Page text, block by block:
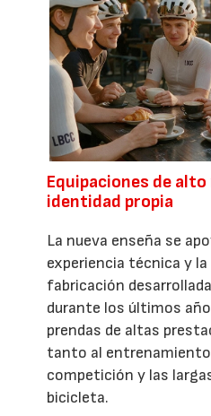
Equipaciones de
identidad propia
La nueva enseña se
experiencia técnica y la
fabricación
durante los últimos
prendas de altas
tanto al
competición y las
bicicleta.